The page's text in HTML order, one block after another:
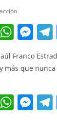
m
W
at
A
p
M
ss
n
g
el
Franco
más que
W M